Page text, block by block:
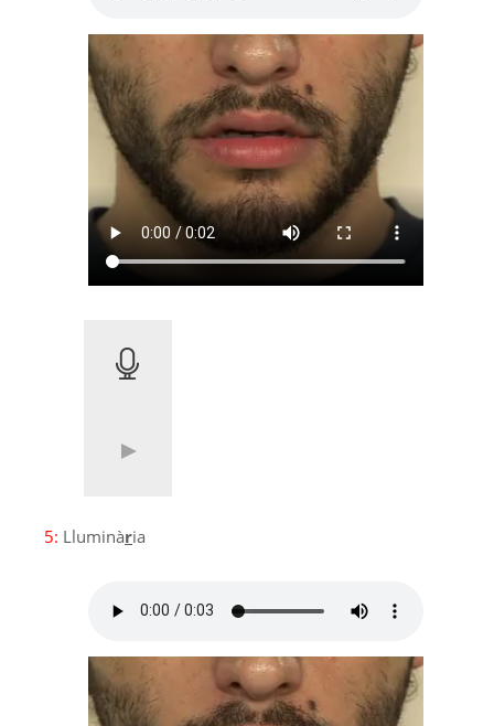
5: Lluminària